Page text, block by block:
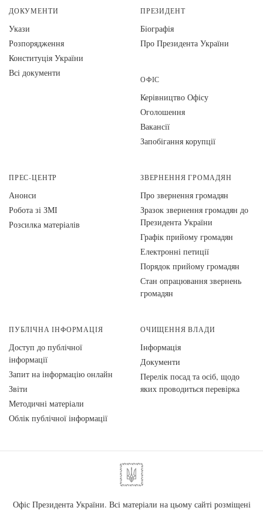
ДОКУМЕНТИ
Укази
Розпорядження
Конституція України
Всі документи
ПРЕЗИДЕНТ
Біографія
Про Президента України
ОФІС
Керівництво Офісу
Оголошення
Вакансії
Запобігання корупції
ПРЕС-ЦЕНТР
Анонси
Робота зі ЗМІ
Розсилка матеріалів
ЗВЕРНЕННЯ ГРОМАДЯН
Про звернення громадян
Зразок звернення громадян до
Президента України
Графік прийому громадян
Електронні петиції
Порядок прийому громадян
Стан опрацювання звернень
громадян
ПУБЛІЧНА ІНФОРМАЦІЯ
Доступ до публічної
інформації
Запит на інформацію онлайн
Звіти
Методичні матеріали
Облік публічної інформації
ОЧИЩЕННЯ ВЛАДИ
Інформація
Документи
Перелік посад та осіб, щодо
яких проводиться перевірка
Офіс Президента України. Всі матеріали на цьому сайті розміщені